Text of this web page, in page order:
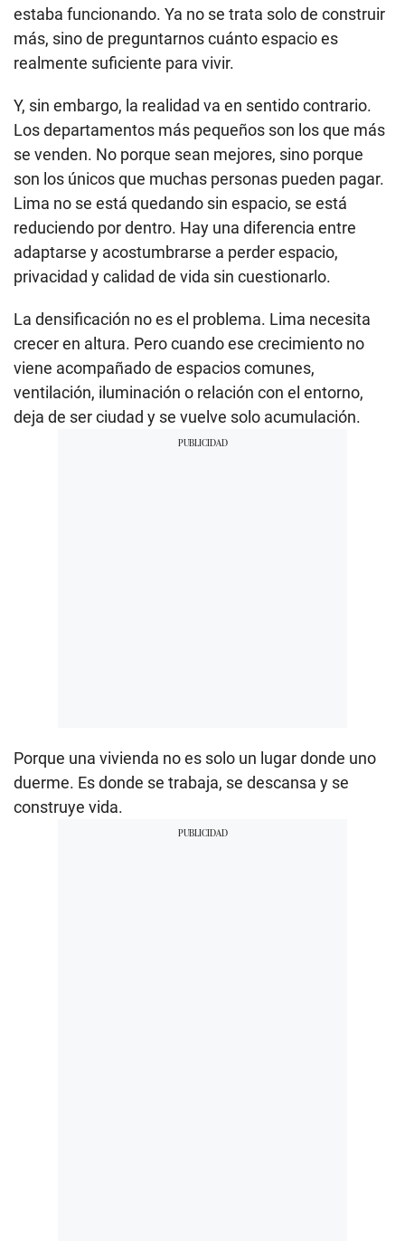
estaba funcionando. Ya no se trata solo de construir
más, sino de preguntarnos cuánto espacio es
realmente suficiente para vivir.
Y, sin embargo, la realidad va en sentido contrario.
Los departamentos más pequeños son los que más
se venden. No porque sean mejores, sino porque
son los únicos que muchas personas pueden pagar.
Lima no se está quedando sin espacio, se está
reduciendo por dentro. Hay una diferencia entre
adaptarse y acostumbrarse a perder espacio,
privacidad y calidad de vida sin cuestionarlo.
La densificación no es el problema. Lima necesita
crecer en altura. Pero cuando ese crecimiento no
viene acompañado de espacios comunes,
ventilación, iluminación o relación con el entorno,
deja de ser ciudad y se vuelve solo acumulación.
Porque una vivienda no es solo un lugar donde uno
duerme. Es donde se trabaja, se descansa y se
construye vida.